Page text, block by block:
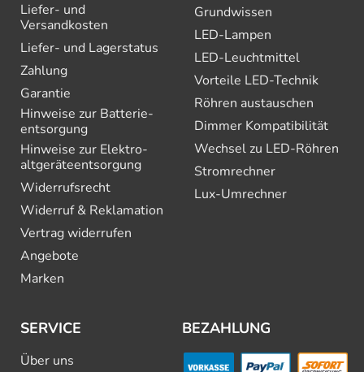
Liefer- und
Versandkosten
Liefer- und Lagerstatus
Zahlung
Garantie
Hinweise zur Batterie­
entsorgung
Hinweise zur Elektro­
altgeräte­entsorgung
Widerrufsrecht
Widerruf & Reklamation
Vertrag widerrufen
Angebote
Marken
Grundwissen
LED-Lampen
LED-Leuchtmittel
Vorteile LED-Technik
Röhren austauschen
Dimmer Kompatibilität
Wechsel zu LED-Röhren
Stromrechner
Lux-Umrechner
SERVICE
Über uns
BEZAHLUNG